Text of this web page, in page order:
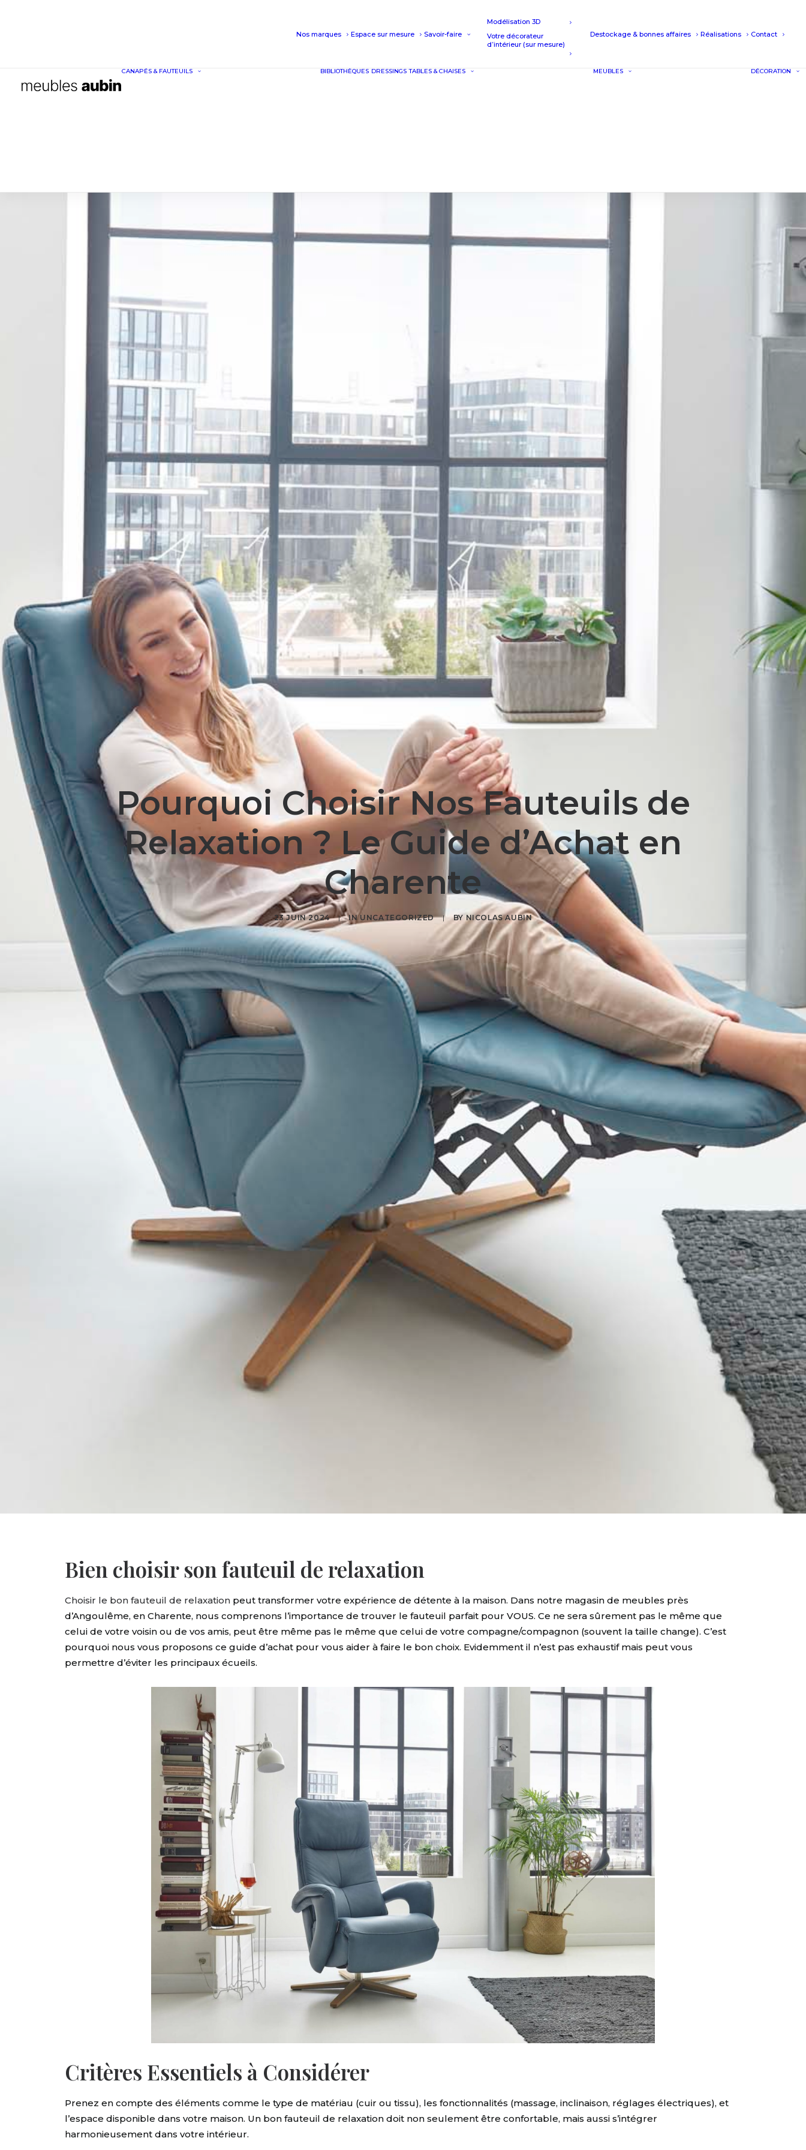
Nos marques Espace sur mesure Savoir-faire
Modélisation 3D
Votre décorateur
d’intérieur (sur mesure)
Destockage & bonnes affaires Réalisations Contact
CANAPÉS & FAUTEUILS BIBLIOTHÈQUES DRESSINGS TABLES & CHAISES MEUBLES DÉCORATION
Pourquoi Choisir Nos Fauteuils de
Relaxation ? Le Guide d’Achat en
Charente
23 JUIN 2024 | INUNCATEGORIZED | BY NICOLAS AUBIN
Bien choisir son fauteuil de relaxation
Choisir le bon fauteuil de relaxation peut transformer votre expérience de détente à la maison. Dans notre magasin de meubles près
d’Angoulême, en Charente, nous comprenons l’importance de trouver le fauteuil parfait pour VOUS. Ce ne sera sûrement pas le même que
celui de votre voisin ou de vos amis, peut être même pas le même que celui de votre compagne/compagnon (souvent la taille change). C’est
pourquoi nous vous proposons ce guide d’achat pour vous aider à faire le bon choix. Evidemment il n’est pas exhaustif mais peut vous
permettre d’éviter les principaux écueils.
Critères Essentiels à Considérer
Prenez en compte des éléments comme le type de matériau (cuir ou tissu), les fonctionnalités (massage, inclinaison, réglages électriques), et
l’espace disponible dans votre maison. Un bon fauteuil de relaxation doit non seulement être confortable, mais aussi s’intégrer
harmonieusement dans votre intérieur.